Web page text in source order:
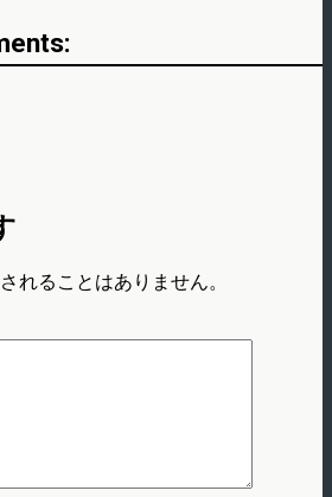
れることはありません。